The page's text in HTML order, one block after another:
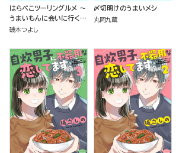
はらぺこツーリングルメ ～
うまいもんに会いに行く～
（3）
磯本つよし
〆切明けのうまいメシ
丸岡九蔵